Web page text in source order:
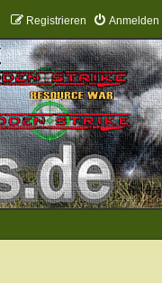
Anmelden
Registrieren